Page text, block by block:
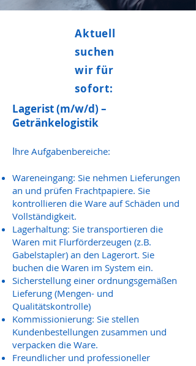
Aktuell
suchen
wir für
sofort:
Lagerist (m/w/d) –
Getränkelogistik
Ihre Aufgabenbereiche:
Wareneingang: Sie nehmen Lieferungen
an und prüfen Frachtpapiere. Sie
kontrollieren die Ware auf Schäden und
Vollständigkeit.
Lagerhaltung: Sie transportieren die
Waren mit Flurförderzeugen (z.B.
Gabelstapler) an den Lagerort. Sie
buchen die Waren im System ein.
Sicherstellung einer ordnungsgemäßen
Lieferung (Mengen- und
Qualitätskontrolle)
Kommissionierung: Sie stellen
Kundenbestellungen zusammen und
verpacken die Ware.
Freundlicher und professioneller